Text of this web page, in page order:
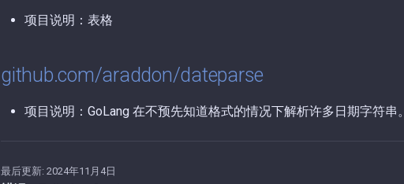
项目说明：表格
github.com/araddon/dateparse
项目说明：GoLang 在不预先知道格式的情况下解析许多日期字符串。
最后更新: 2024年11月4日